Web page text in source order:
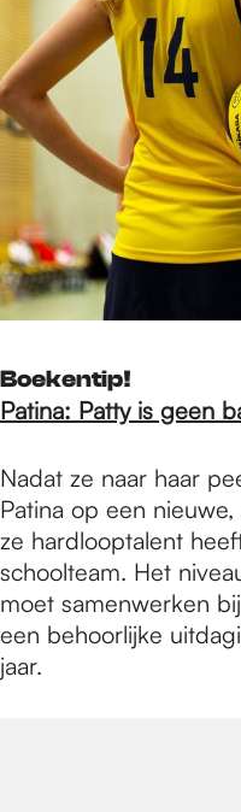
Boekentip!
Patina: Patty is geen
Nadat ze naar haar
Patina op een
ze hardlooptalent
schoolteam. Het
moet samenwerken
een behoorlijke
jaar.